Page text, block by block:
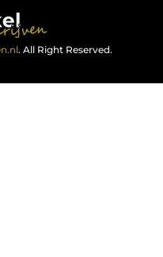
. All Right Reserved.